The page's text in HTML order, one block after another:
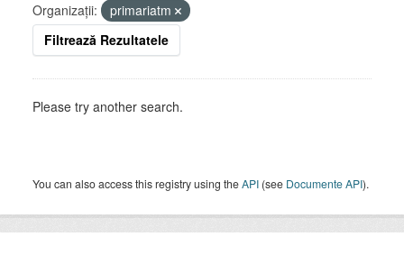
Organizații:
primariatm
Filtrează Rezultatele
Please try another search.
You can also access this registry using theAPI (see Documente API).